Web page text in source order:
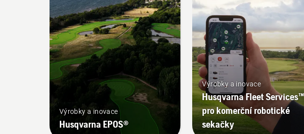
Výrobky a inovace
Husqvarna EPOS®
Výrobky a inovace
Husqvarna Fleet Services™
pro komerční robotické
sekačky